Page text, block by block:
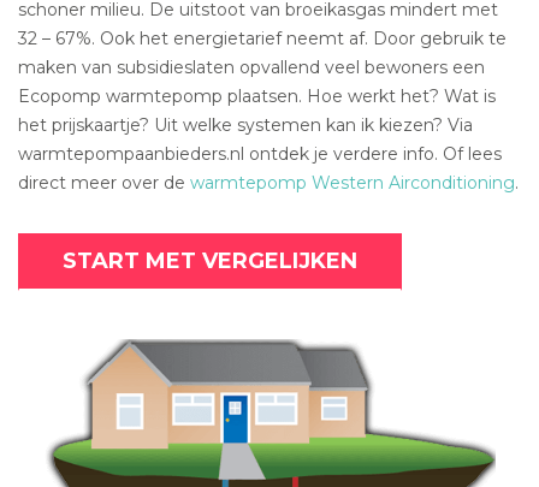
schoner milieu. De uitstoot van broeikasgas mindert met
32 – 67%. Ook het energietarief neemt af. Door gebruik te
maken van subsidieslaten opvallend veel bewoners een
Ecopomp warmtepomp plaatsen. Hoe werkt het? Wat is
het prijskaartje? Uit welke systemen kan ik kiezen? Via
warmtepompaanbieders.nl ontdek je verdere info. Of lees
direct meer over de warmtepomp Western Airconditioning.
START MET VERGELIJKEN